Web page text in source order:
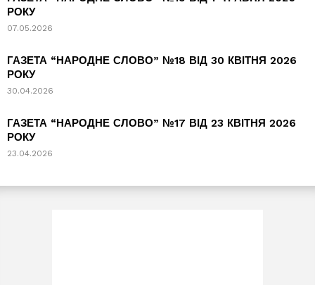
РОКУ
07.05.2026
ГАЗЕТА “НАРОДНЕ СЛОВО” №18 ВІД 30 КВІТНЯ 2026
РОКУ
30.04.2026
ГАЗЕТА “НАРОДНЕ СЛОВО” №17 ВІД 23 КВІТНЯ 2026
РОКУ
23.04.2026